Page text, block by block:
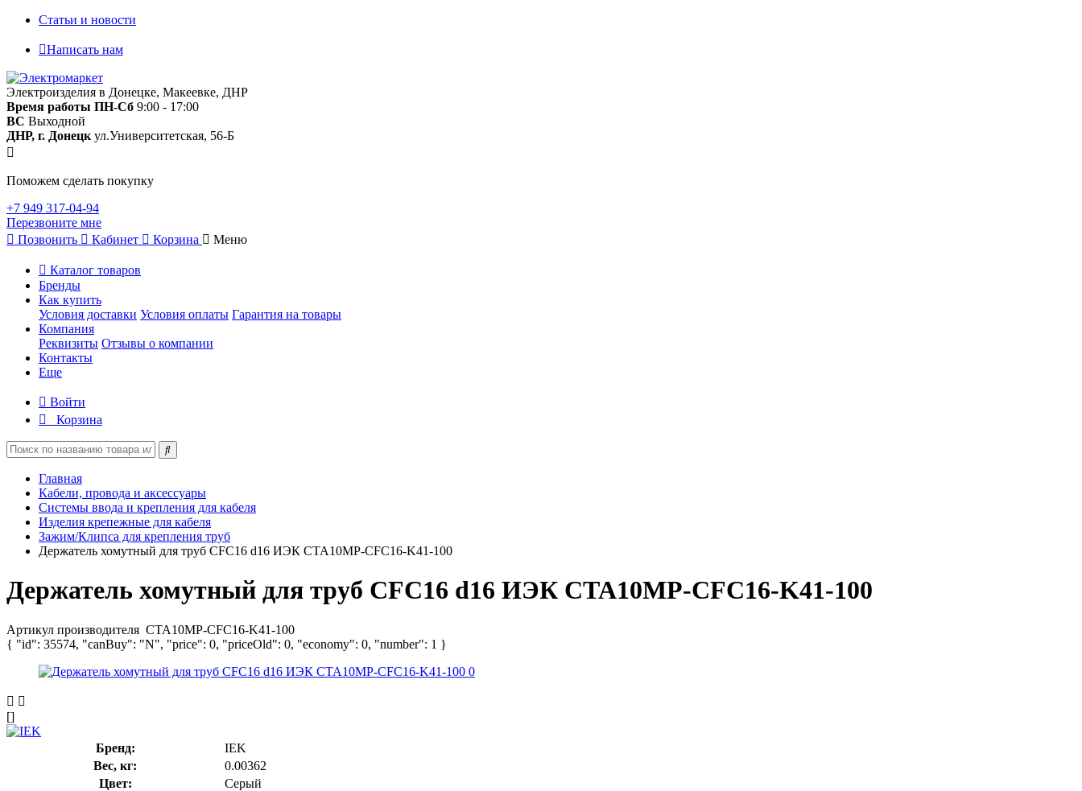
Статьи и новости
Написать нам
Электроизделия в Донецке, Макеевке, ДНР
Время работы ПН-Сб 9:00 - 17:00
ВС Выходной
ДНР, г. Донецк ул.Университетская, 56-Б
Поможем сделать покупку
+7 949 317-04-94
Перезвоните мне
Позвонить
Кабинет Корзина Меню
Каталог товаров
Бренды
Как купить
Условия доставки Условия оплаты Гарантия на товары
Компания
Реквизиты Отзывы о компании
Контакты
Еще
Войти
Корзина
Главная
Кабели, провода и аксессуары
Системы ввода и крепления для кабеля
Изделия крепежные для кабеля
Зажим/Клипса для крепления труб
Держатель хомутный для труб CFC16 d16 ИЭК CTA10MP-CFC16-K41-100
Держатель хомутный для труб CFC16 d16 ИЭК CTA10MP-CFC16-K41-100
Артикул производителя CTA10MP-CFC16-K41-100
{ "id": 35574, "canBuy": "N", "price": 0, "priceOld": 0, "economy": 0, "number": 1 }
[]
Бренд:
IEK
Вес, кг:
0.00362
Цвет:
Серый